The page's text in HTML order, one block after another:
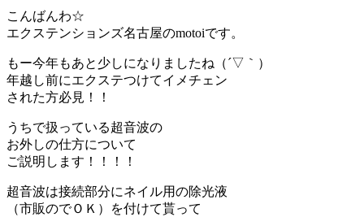
こんばんわ☆
エクステンションズ名古屋のmotoiです。
もー今年もあと少しになりましたね（´▽｀）
年越し前にエクステつけてイメチェン
された方必見！！
うちで扱っている超音波の
お外しの仕方について
ご説明します！！！！
超音波は接続部分にネイル用の除光液
（市販のでＯＫ）を付けて貰って